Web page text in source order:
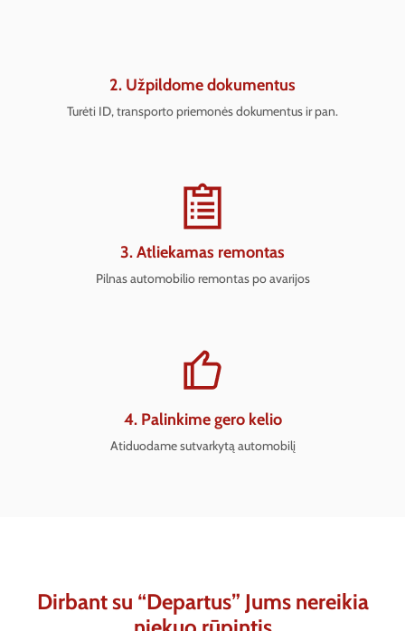
2. Užpildome dokumentus
Turėti ID, transporto priemonės dokumentus ir pan.
3. Atliekamas remontas
Pilnas automobilio remontas po avarijos
4. Palinkime gero kelio
Atiduodame sutvarkytą automobilį
Dirbant su “Departus” Jums nereikia